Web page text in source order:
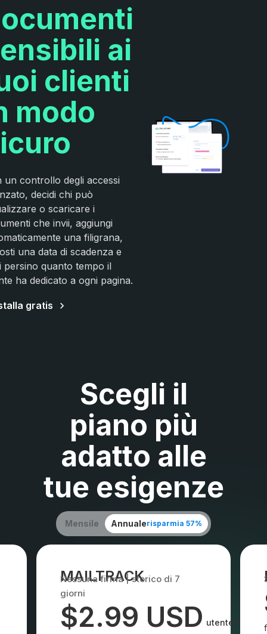
ai
clienti
modo
un controllo degli accessi
decidi chi può
o scaricare i
che invii, aggiungi
una filigrana,
una data di scadenza e
persino quanto tempo il
ha dedicato a ogni pagina.
gratis
Scegli il
piano più
adatto alle
tue esigenze
Mensile Annualerisparmia 57%
MAILTRACK
Nessuna firma | storico di 7
giorni
$2.99 USD utente/mese